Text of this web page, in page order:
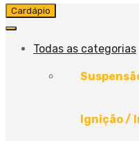
Pular
conteúdo
Cardápio
Todas as categorias
Ignição /